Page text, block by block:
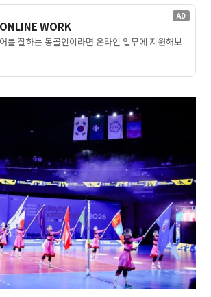
AD
WORK
를 잘하는 몽골인이라면 온라인 업무에 지원해보